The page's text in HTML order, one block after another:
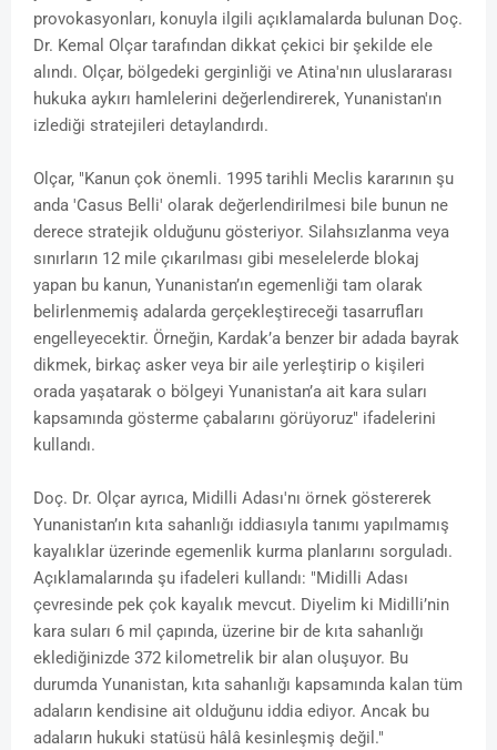
provokasyonları, konuyla ilgili açıklamalarda bulunan Doç.
Dr. Kemal Olçar tarafından dikkat çekici bir şekilde ele
alındı. Olçar, bölgedeki gerginliği ve Atina'nın uluslararası
hukuka aykırı hamlelerini değerlendirerek, Yunanistan'ın
izlediği stratejileri detaylandırdı.
Olçar, "Kanun çok önemli. 1995 tarihli Meclis kararının şu
anda 'Casus Belli' olarak değerlendirilmesi bile bunun ne
derece stratejik olduğunu gösteriyor. Silahsızlanma veya
sınırların 12 mile çıkarılması gibi meselelerde blokaj
yapan bu kanun, Yunanistan’ın egemenliği tam olarak
belirlenmemiş adalarda gerçekleştireceği tasarrufları
engelleyecektir. Örneğin, Kardak’a benzer bir adada bayrak
dikmek, birkaç asker veya bir aile yerleştirip o kişileri
orada yaşatarak o bölgeyi Yunanistan’a ait kara suları
kapsamında gösterme çabalarını görüyoruz" ifadelerini
kullandı.
Doç. Dr. Olçar ayrıca, Midilli Adası'nı örnek göstererek
Yunanistan’ın kıta sahanlığı iddiasıyla tanımı yapılmamış
kayalıklar üzerinde egemenlik kurma planlarını sorguladı.
Açıklamalarında şu ifadeleri kullandı: "Midilli Adası
çevresinde pek çok kayalık mevcut. Diyelim ki Midilli’nin
kara suları 6 mil çapında, üzerine bir de kıta sahanlığı
eklediğinizde 372 kilometrelik bir alan oluşuyor. Bu
durumda Yunanistan, kıta sahanlığı kapsamında kalan tüm
adaların kendisine ait olduğunu iddia ediyor. Ancak bu
adaların hukuki statüsü hâlâ kesinleşmiş değil."